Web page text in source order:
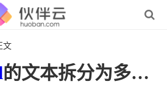
文
的文本拆分为多个单元格？